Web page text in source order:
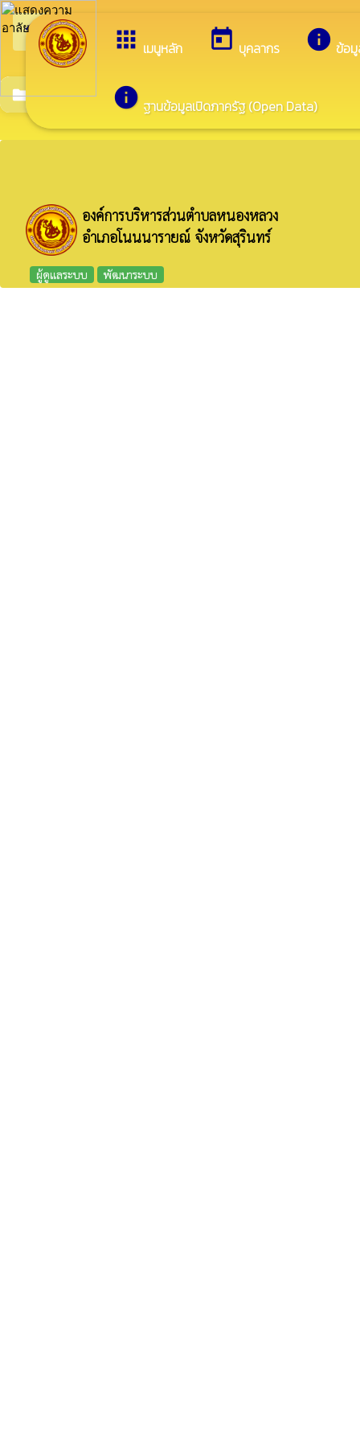
apps เมนูหลัก today บุคลากร info ข้อ
info ฐานข้อมูลเปิดภาครัฐ (Open Data)
arrow_back_iosกลับเมนูหลัก
folderแผนการใช้จ่ายงบประมาณประจำปี
องค์การบริหารส่วนตำบลหนองหลวง
อำเภอโนนนารายณ์ จังหวัดสุรินทร์
ผู้ดูแลระบบ พัฒนาระบบ